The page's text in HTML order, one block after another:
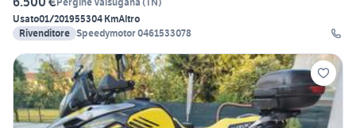
Usato01/201955304 KmAltro
Rivenditore Speedymotor 0461533078